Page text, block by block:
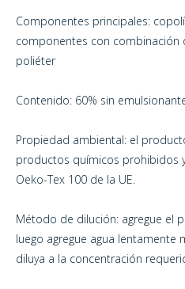
Componentes principales:
componentes con combinación
poliéter
Contenido: 60% sin
Propiedad ambiental: el
productos químicos prohibidos
Oeko-Tex 100 de la UE.
Método de dilución: agregue el
luego agregue agua lentamente
diluya a la concentración